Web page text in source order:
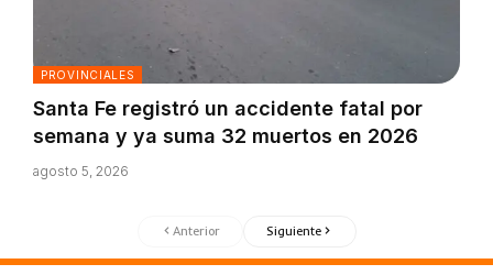
PROVINCIALES
Santa Fe registró un accidente fatal por
semana y ya suma 32 muertos en 2026
agosto 5, 2026
Anterior Siguiente